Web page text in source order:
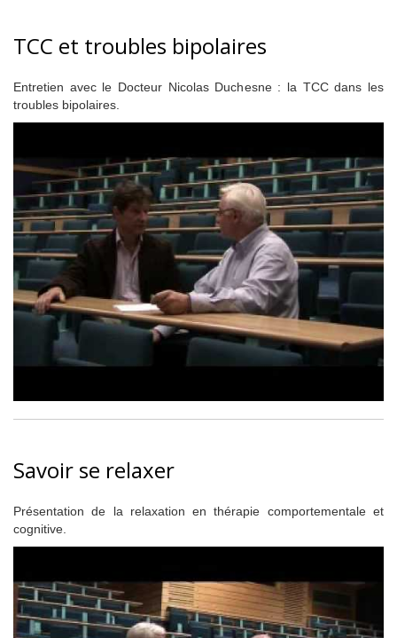
TCC et troubles bipolaires
Entretien avec le Docteur Nicolas Duchesne : la TCC dans les
troubles bipolaires.
Savoir se relaxer
Présentation de la relaxation en thérapie comportementale et
cognitive.